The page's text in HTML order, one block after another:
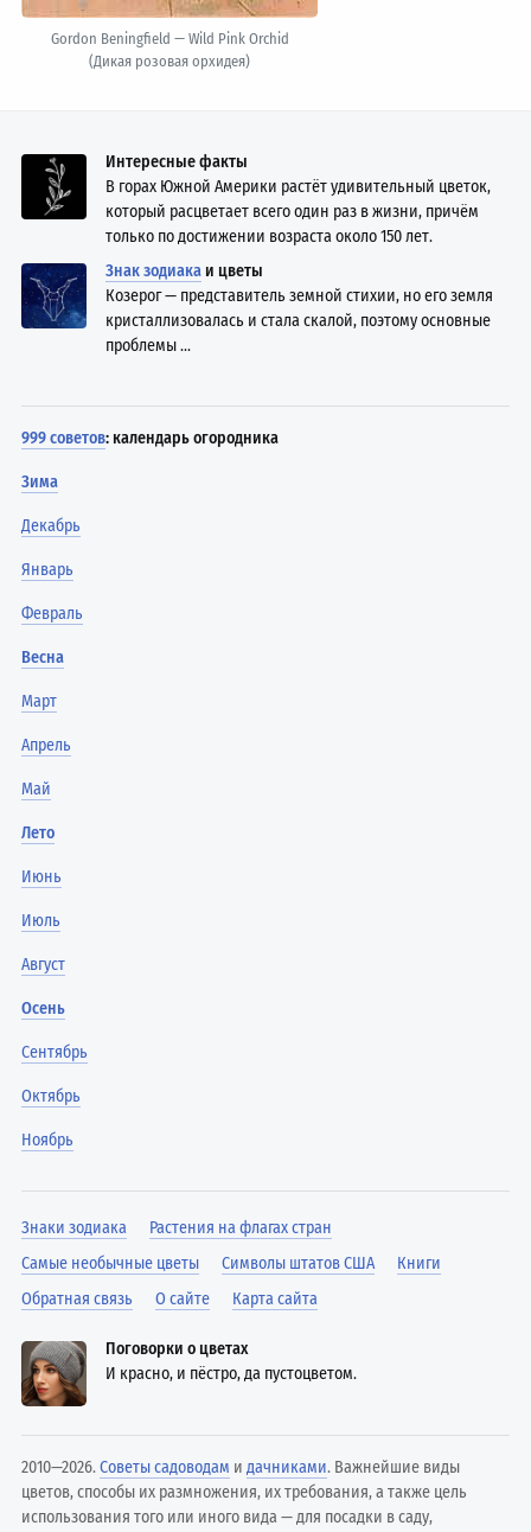
Gordon Beningfield — Wild Pink Orchid
(Дикая розовая орхидея)
Интересные факты
В горах Южной Америки растёт удивительный цветок,
который расцветает всего один раз в жизни, причём
только по достижении возраста около 150 лет.
Знак зодиака и цветы
Козерог — представитель земной стихии, но его земля
кристаллизовалась и стала скалой, поэтому основные
проблемы ...
999 советов: календарь огородника
Зима
Декабрь
Январь
Февраль
Весна
Март
Апрель
Май
Лето
Июнь
Июль
Август
Осень
Сентябрь
Октябрь
Ноябрь
Знаки зодиака
Растения на флагах стран
Самые необычные цветы
Символы штатов США
Книги
Обратная связь
О сайте Карта сайта
Поговорки о цветах
И красно, и пёстро, да пустоцветом.
2010—2026.Советы садоводам идачниками. Важнейшие виды
цветов, способы их размножения, их требования, а также цель
использования того или иного вида — для посадки в саду,